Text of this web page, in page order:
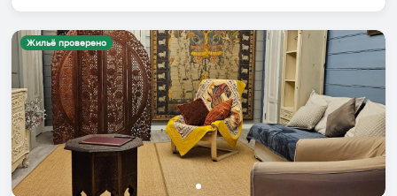
Жильё проверено